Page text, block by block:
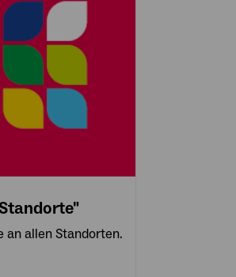
an allen Standorten.